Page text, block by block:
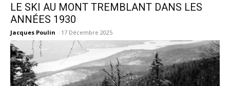
LE SKI AU MONT TREMBLANT DANS LES
ANNÉES 1930
Jacques Poulin - 17 Décembre 2025
Vous pourrez vous désabonner à tout
moment.